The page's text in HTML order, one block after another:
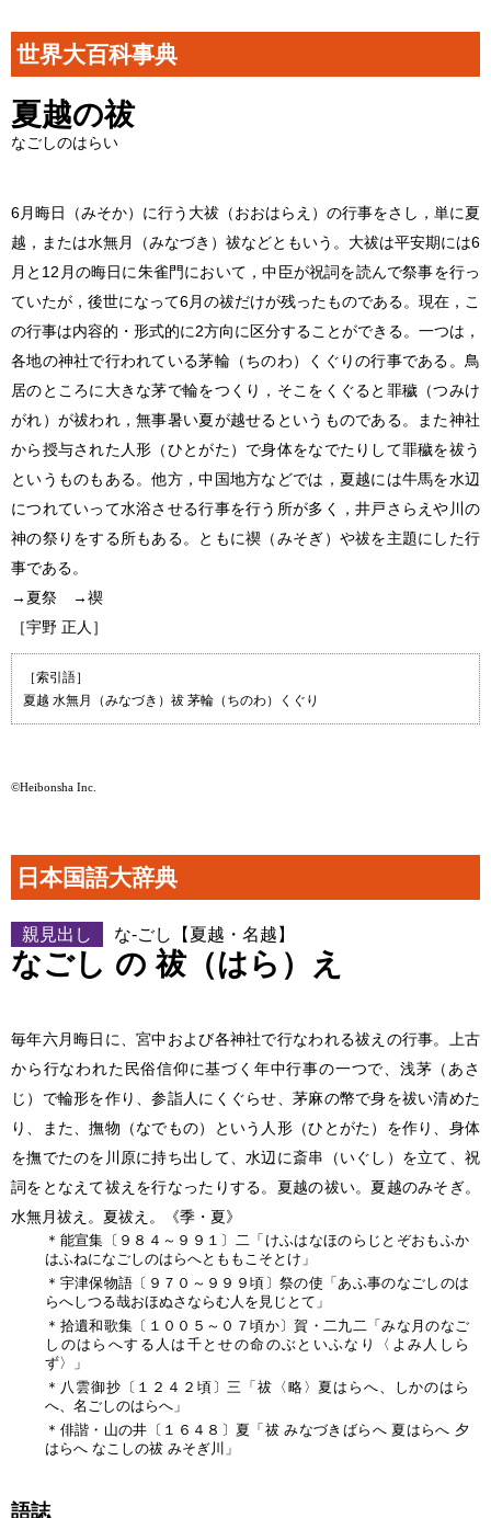
世界大百科事典
夏越の祓
なごしのはらい
6月晦日（みそか）に行う大祓（おおはらえ）の行事をさし，単に夏
越，または水無月（みなづき）祓などともいう。大祓は平安期には6
月と12月の晦日に朱雀門において，中臣が祝詞を読んで祭事を行っ
ていたが，後世になって6月の祓だけが残ったものである。現在，こ
の行事は内容的・形式的に2方向に区分することができる。一つは，
各地の神社で行われている茅輪（ちのわ）くぐりの行事である。鳥
居のところに大きな茅で輪をつくり，そこをくぐると罪穢（つみけ
がれ）が祓われ，無事暑い夏が越せるというものである。また神社
から授与された人形（ひとがた）で身体をなでたりして罪穢を祓う
というものもある。他方，中国地方などでは，夏越には牛馬を水辺
につれていって水浴させる行事を行う所が多く，井戸さらえや川の
神の祭りをする所もある。ともに禊（みそぎ）や祓を主題にした行
事である。
→夏祭 →禊
［宇野 正人］
［索引語］
夏越 水無月（みなづき）祓 茅輪（ちのわ）くぐり
©Heibonsha Inc.
日本国語大辞典
親見出し な‐ごし【夏越・名越】
なごし の 祓（はら）え
毎年六月晦日に、宮中および各神社で行なわれる祓えの行事。上古
から行なわれた民俗信仰に基づく年中行事の一つで、浅茅（あさ
じ）で輪形を作り、参詣人にくぐらせ、茅麻の幣で身を祓い清めた
り、また、撫物（なでもの）という人形（ひとがた）を作り、身体
を撫でたのを川原に持ち出して、水辺に斎串（いぐし）を立て、祝
詞をとなえて祓えを行なったりする。夏越の祓い。夏越のみそぎ。
水無月祓え。夏祓え。《季・夏》
＊能宣集〔９８４～９９１〕二「けふはなほのらじとぞおもふか
はふねになごしのはらへとももこそとけ」
＊宇津保物語〔９７０～９９９頃〕祭の使「あふ事のなごしのは
らへしつる哉おほぬさならむ人を見じとて」
＊拾遺和歌集〔１００５～０７頃か〕賀・二九二「みな月のなご
しのはらへする人は千とせの命のぶといふなり〈よみ人しら
ず〉」
＊八雲御抄〔１２４２頃〕三「祓〈略〉夏はらへ、しかのはら
へ、名ごしのはらへ」
＊俳諧・山の井〔１６４８〕夏「祓 みなづきばらへ 夏はらへ 夕
はらへ なこしの祓 みそぎ川」
語誌